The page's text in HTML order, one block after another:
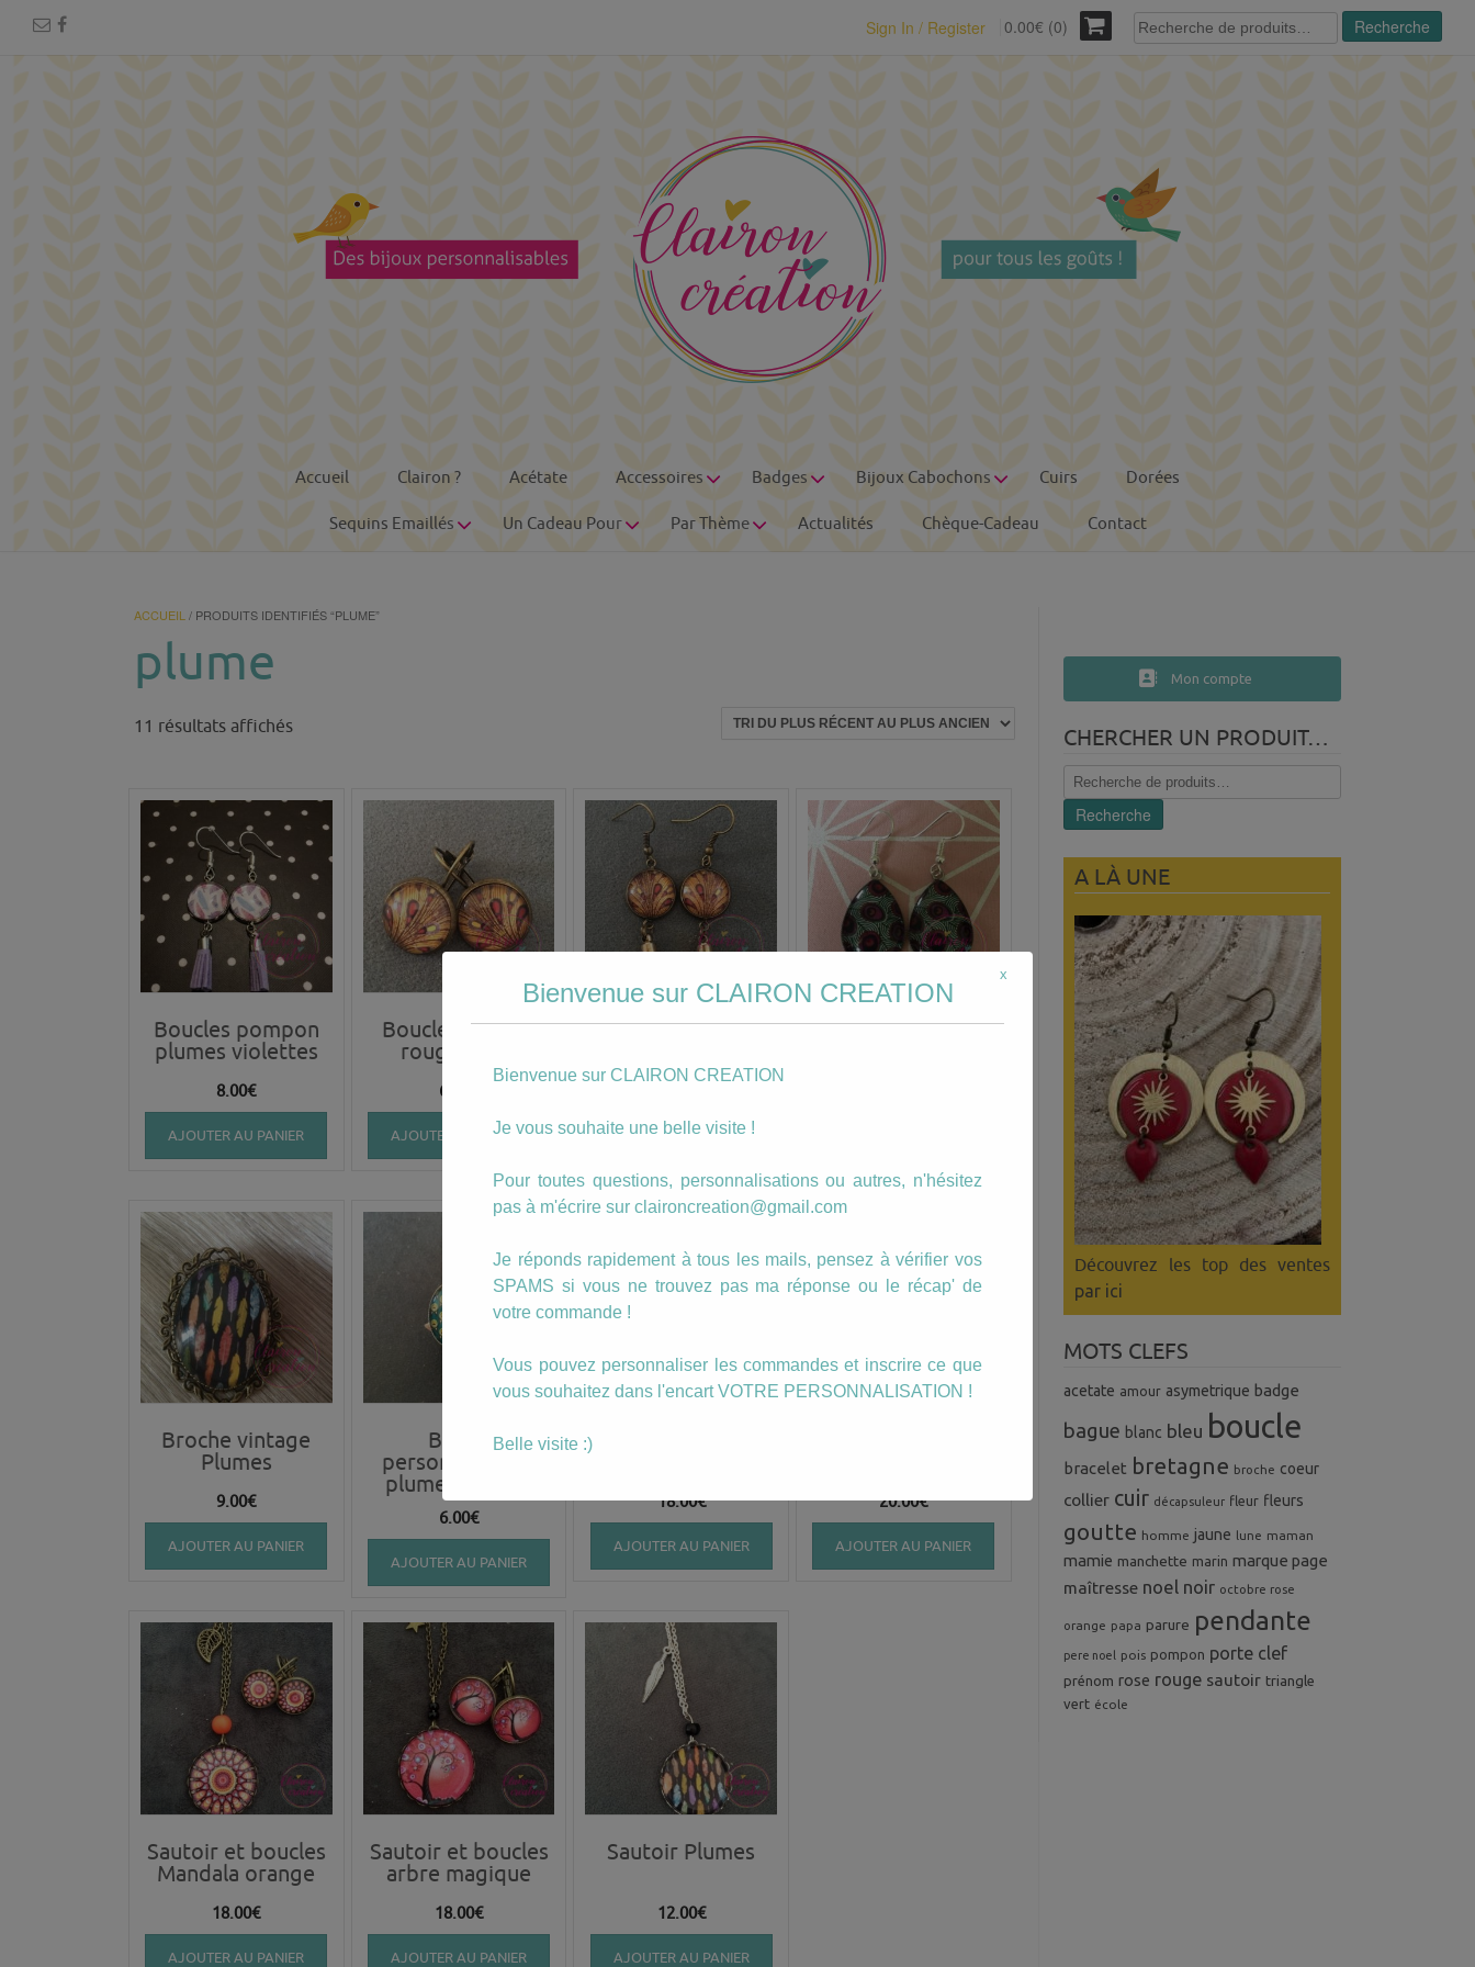
Sign In / Register 0.00€ (0)
Recherche
pour :
Recherche
Accueil Clairon ? Acétate Accessoires Badges Bijoux Cabochons Cuirs Dorées
Sequins Emaillés Un Cadeau Pour Par Thème Actualités Chèque-Cadeau Contact
ACCUEIL / PRODUITS IDENTIFIÉS “PLUME”
plume
11 résultats affichésTrié
récent
plus
ancien
Boucles pompon
plumes violettes
8.00€
AJOUTER AU PANIER
Boucles plumes
rouge jaune
6.00
AJOUTER AU PANIER
Boucles pompon
rouge
Boucles goutte
Broche vintage
Plumes
9.00€
AJOUTER AU PANIER
Bague
personnalisable
plume de Paon
6.00€
AJOUTER AU PANIER
Sautoir et boucles
Maman qui déchire
18.00€
AJOUTER AU PANIER
20.00€
AJOUTER AU PANIER
Sautoir et boucles
Mandala orange
18.00€
AJOUTER AU PANIER
Sautoir et boucles
arbre magique
18.00€
AJOUTER AU PANIER
Sautoir Plumes
12.00€
AJOUTER AU PANIER
Mon compte
CHERCHER UN PRODUIT…
Recherche
pour :
Recherche
A LÀ UNE
Découvrez les top des ventes
par ici
MOTS CLEFS
acetate amour asymetrique badge
bague blanc bleu boucle
bracelet bretagne broche coeur
collier cuir décapsuleur fleur fleurs
goutte homme jaune lune maman
mamie manchette marin marque page
maîtresse noel noir octobre rose
orange papa parure pendante
pere noel pois pompon porte clef
prénom rose rouge sautoir triangle
vert école
Bienvenue sur CLAIRON CREATION
Bienvenue sur CLAIRON CREATION
Je vous souhaite une belle visite !
Pour toutes questions, personnalisations ou autres, n'hésitez
pas à m'écrire sur claironcreation@gmail.com
Je réponds rapidement à tous les mails, pensez à vérifier vos
SPAMS si vous ne trouvez pas ma réponse ou le récap' de
votre commande !
Vous pouvez personnaliser les commandes et inscrire ce que
vous souhaitez dans l'encart VOTRE PERSONNALISATION !
Belle visite :)
x